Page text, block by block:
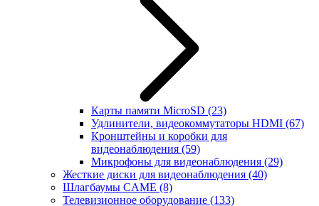
Карты памяти MicroSD (23)
Удлинители, видеокоммутаторы HDMI (67)
Кронштейны и коробки для
видеонаблюдения (59)
Микрофоны для видеонаблюдения (29)
Жесткие диски для видеонаблюдения (40)
Шлагбаумы CAME (8)
Телевизионное оборудование (133)